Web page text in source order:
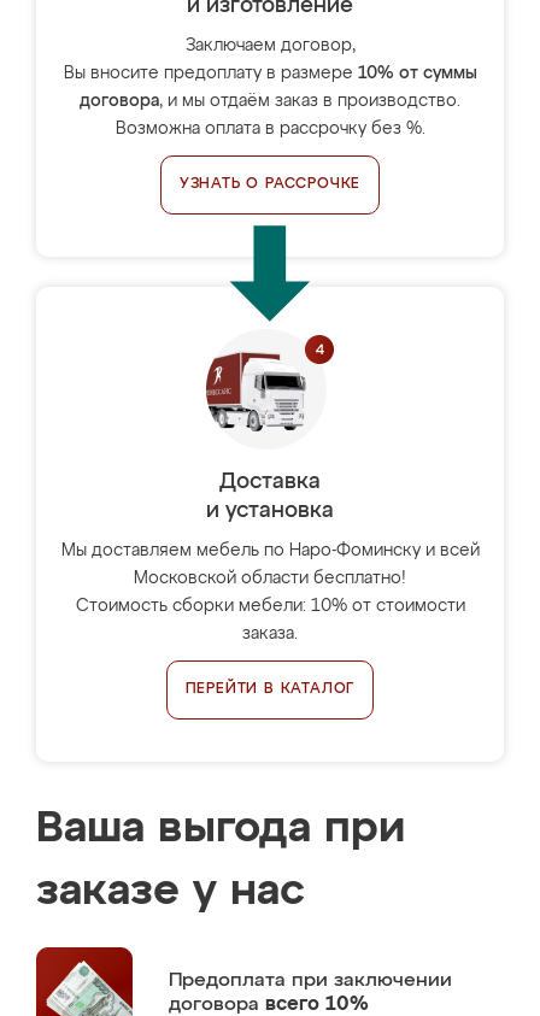
и изготовление
Заключаем договор,
Вы вносите предоплату в размере 10% от суммы
договора, и мы отдаём заказ в производство.
Возможна оплата в рассрочку без %.
УЗНАТЬ О РАССРОЧКЕ
Доставка
и установка
Мы доставляем мебель по Наро-Фоминску и всей
Московской области бесплатно!
Стоимость сборки мебели: 10% от стоимости
заказа.
ПЕРЕЙТИ В КАТАЛОГ
Ваша выгода при
заказе у нас
Предоплата при заключении
договора всего 10%